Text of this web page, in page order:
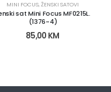
MINI FOCUS,ŽENSKI SATOVI
sat Mini Focus MF0215L.
(1376-4)
85,00 KM